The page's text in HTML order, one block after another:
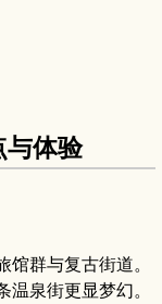
与体验
群与复古街道。
泉街更显梦幻。